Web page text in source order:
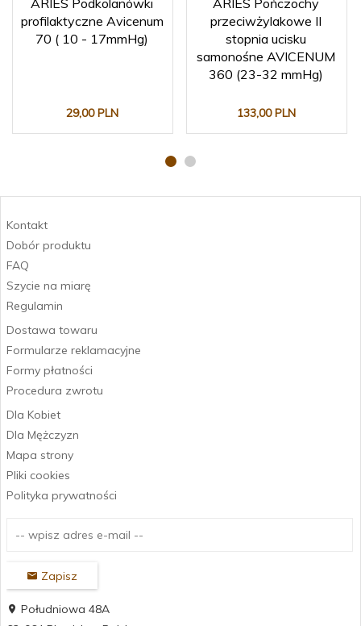
ARIES Podkolanówki
profilaktyczne Avicenum
70 ( 10 - 17mmHg)
29,00 PLN
ARIES Pończochy
przeciwżylakowe II
stopnia ucisku
samonośne AVICENUM
360 (23-32 mmHg)
133,00 PLN
Kontakt
Dobór produktu
FAQ
Szycie na miarę
Regulamin
Dostawa towaru
Formularze reklamacyjne
Formy płatności
Procedura zwrotu
Dla Kobiet
Dla Mężczyzn
Mapa strony
Pliki cookies
Polityka prywatności
Zapisz
Południowa 48A